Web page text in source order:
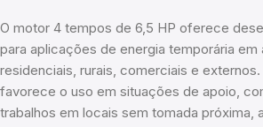
O motor 4 tempos de 6,5 HP oferece
para aplicações de energia temporária em
residenciais, rurais, comerciais e
favorece o uso em situações de apoio,
trabalhos em locais sem tomada próxima,